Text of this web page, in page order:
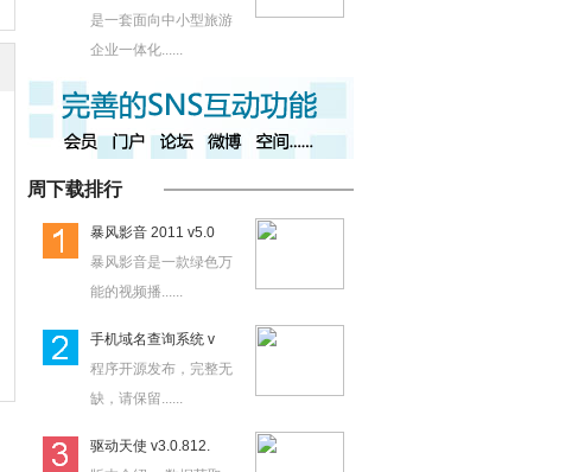
是一套面向中小型旅游
企业一体化......
周下载排行
暴风影音 2011 v5.0
暴风影音是一款绿色万
能的视频播......
手机域名查询系统 v
程序开源发布，完整无
缺，请保留......
驱动天使 v3.0.812.